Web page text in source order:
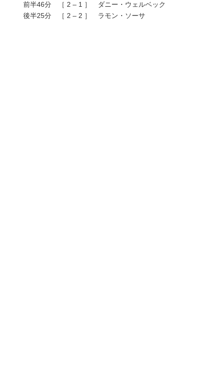
前半46分 ［ 2 – 1 ］ ダニー・ウェルベック
後半25分 ［ 2 – 2 ］ ラモン・ソーサ